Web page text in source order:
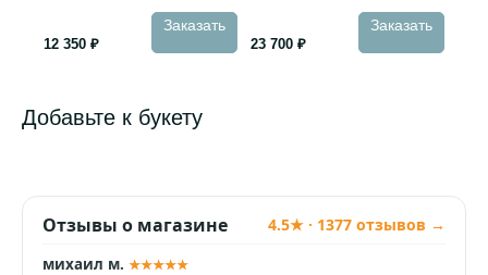
12 350 ₽
Заказать
23 700 ₽
Заказать
Добавьте к букету
Отзывы о магазине 4.5★ · 1377 отзывов →
михаил м. ★★★★★